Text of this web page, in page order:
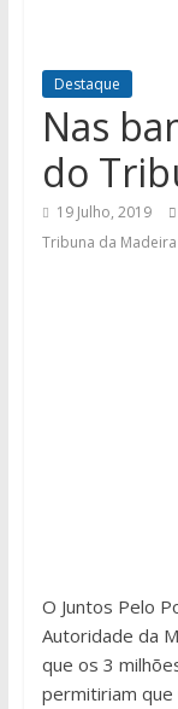
Destaque
Nas
do
19 Julho, 2019
Tribuna da Madeira
O Juntos Pelo
Autoridade da
que os 3
permitiriam